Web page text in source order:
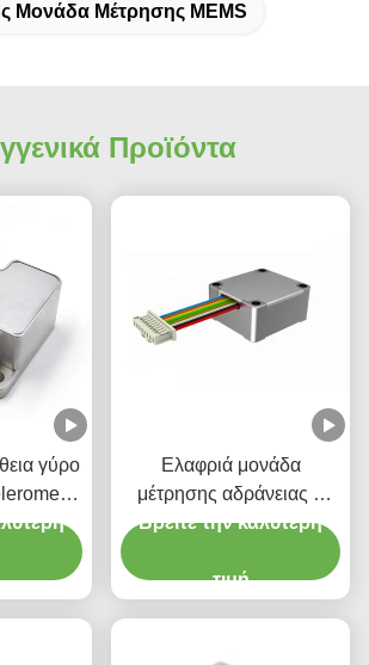
Μονάδα Μέτρησης MEMS
Προϊόντα
γύρο
Ελαφριά μονάδα
μέτρησης αδράνειας 6
αξόνων Γυροσκόπιο
Βρείτε την καλύτερη
τιμή